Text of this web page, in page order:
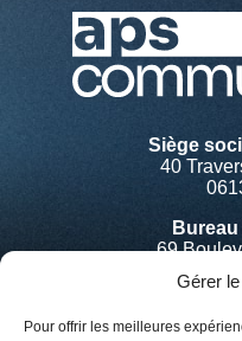
Gérer
Pour offrir les meilleures
Siège
40
69